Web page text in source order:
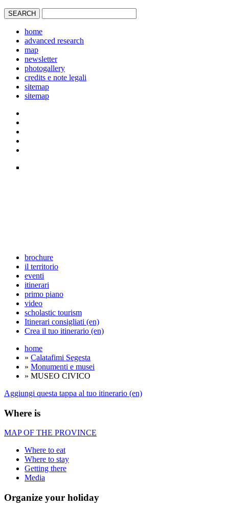
home
advanced research
map
newsletter
photogallery
credits e note legali
sitemap
sitemap
brochure
il territorio
eventi
itinerari
primo piano
video
scholastic tourism
Itinerari consigliati (en)
Crea il tuo itinerario (en)
home
» Calatafimi Segesta
» Monumenti e musei
» MUSEO CIVICO
Aggiungi questa tappa al tuo itinerario (en)
Where is
MAP OF THE PROVINCE
Where to eat
Where to stay
Getting there
Media
Organize your holiday